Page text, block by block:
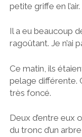
petite griffe en l’air.
Il a eu beaucoup
ragoûtant. Je n’ai
Ce matin, ils
pelage différente.
très foncé.
Deux d’entre eux
du tronc d’un